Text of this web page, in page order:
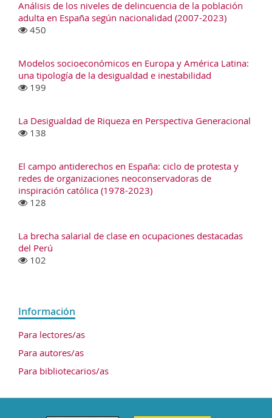
Análisis de los niveles de delincuencia de la población
adulta en España según nacionalidad (2007-2023)
450
Modelos socioeconómicos en Europa y América Latina:
una tipología de la desigualdad e inestabilidad
199
La Desigualdad de Riqueza en Perspectiva Generacional
138
El campo antiderechos en España: ciclo de protesta y
redes de organizaciones neoconservadoras de
inspiración católica (1978-2023)
128
La brecha salarial de clase en ocupaciones destacadas
del Perú
102
Información
Para lectores/as
Para autores/as
Para bibliotecarios/as